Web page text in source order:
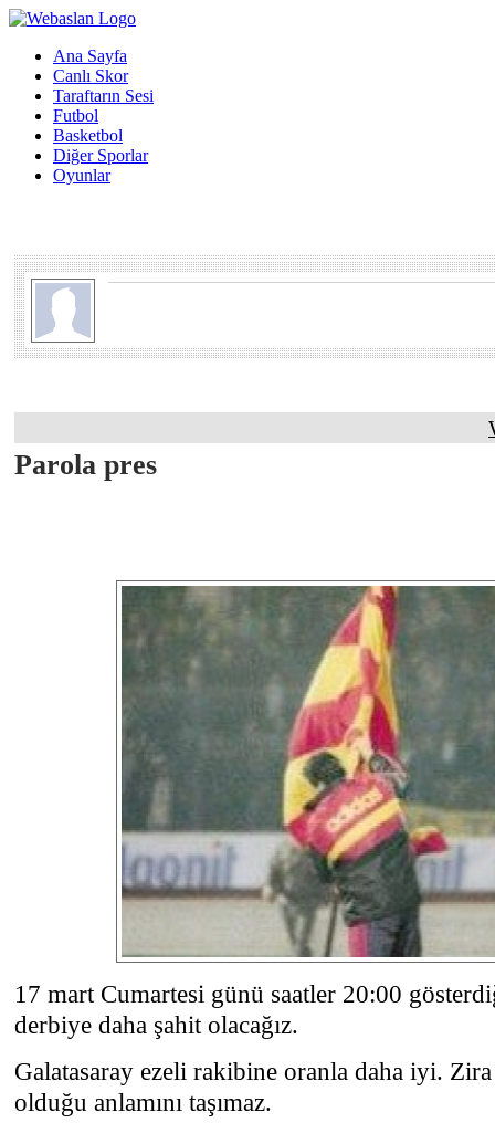
Ana Sayfa
Canlı Skor
Taraftarın Sesi
Futbol
Basketbol
Diğer Sporlar
Oyunlar
Parola pres
17 mart Cumartesi günü saatler 20:00
derbiye daha şahit olacağız.
Galatasaray ezeli rakibine oranla daha iyi.
olduğu anlamını taşımaz.